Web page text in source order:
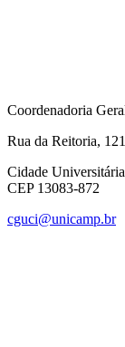
Coordenadoria
Rua da Reitoria, 121
Cidade
CEP 13083-872
cguci@unicamp.br